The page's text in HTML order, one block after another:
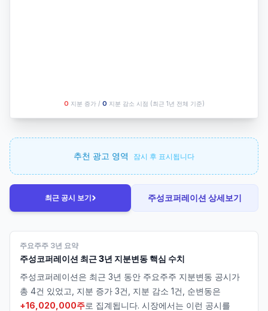
O 지분 증가 / O 지분 감소 시점 (최근 1년 전체 기준)
추천 광고 영역 잠시 후 표시됩니다
최근 공시 보기› 주성코퍼레이션 상세보기
주요주주 3년 요약
주성코퍼레이션 최근 3년 지분변동 핵심 수치
주성코퍼레이션은 최근 3년 동안 주요주주 지분변동 공시가
총 4건 있었고, 지분 증가 3건, 지분 감소 1건, 순변동은
+16,020,000주로 집계됩니다. 시장에서는 이런 공시를